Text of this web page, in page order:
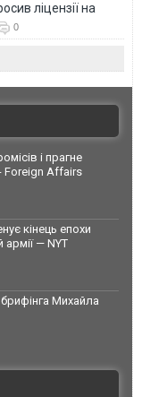
ліцензії на
0
і прагне
Foreign Affairs
кінець епохи
армії — NYT
Михайла